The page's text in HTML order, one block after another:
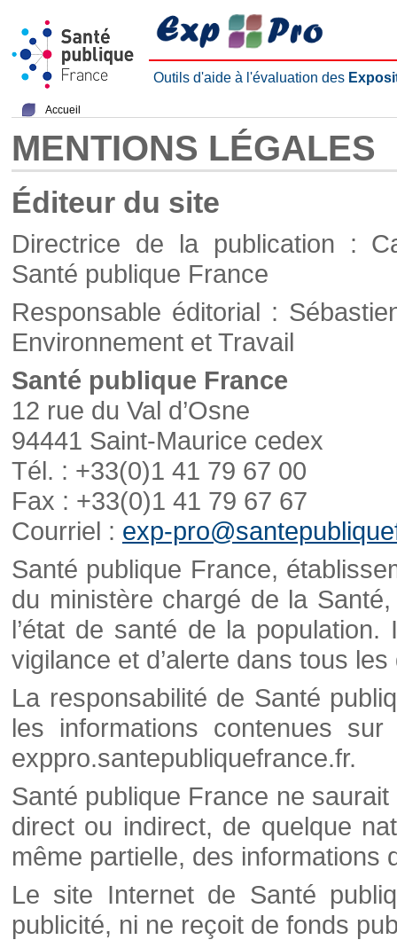
Outils d'aide à l'évaluation des
Accueil
MENTIONS LÉGALES
Éditeur du site
Directrice de la publication :
Santé publique France
Responsable éditorial :
Environnement et Travail
Santé publique France
12 rue du Val d’Osne
94441 Saint-Maurice cedex
Tél. : +33(0)1 41 79 67 00
Fax : +33(0)1 41 79 67 67
Courriel : exp-
Santé publique France,
du ministère chargé de la
l’état de santé de la
vigilance et d’alerte dans tous
La responsabilité de Santé
les informations contenues
exppro.santepubliquefrance.fr.
Santé publique France ne
direct ou indirect, de quelque
même partielle, des informations
Le site Internet de Santé
publicité, ni ne reçoit de fonds